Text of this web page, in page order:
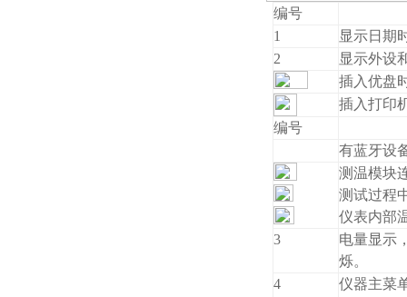
编号
1
显示日期
2
显示外设
插入优盘
插入打印
编号
有蓝牙设
测温模块
测试过程
仪表内部
3
电量显示
烁。
4
仪器主菜